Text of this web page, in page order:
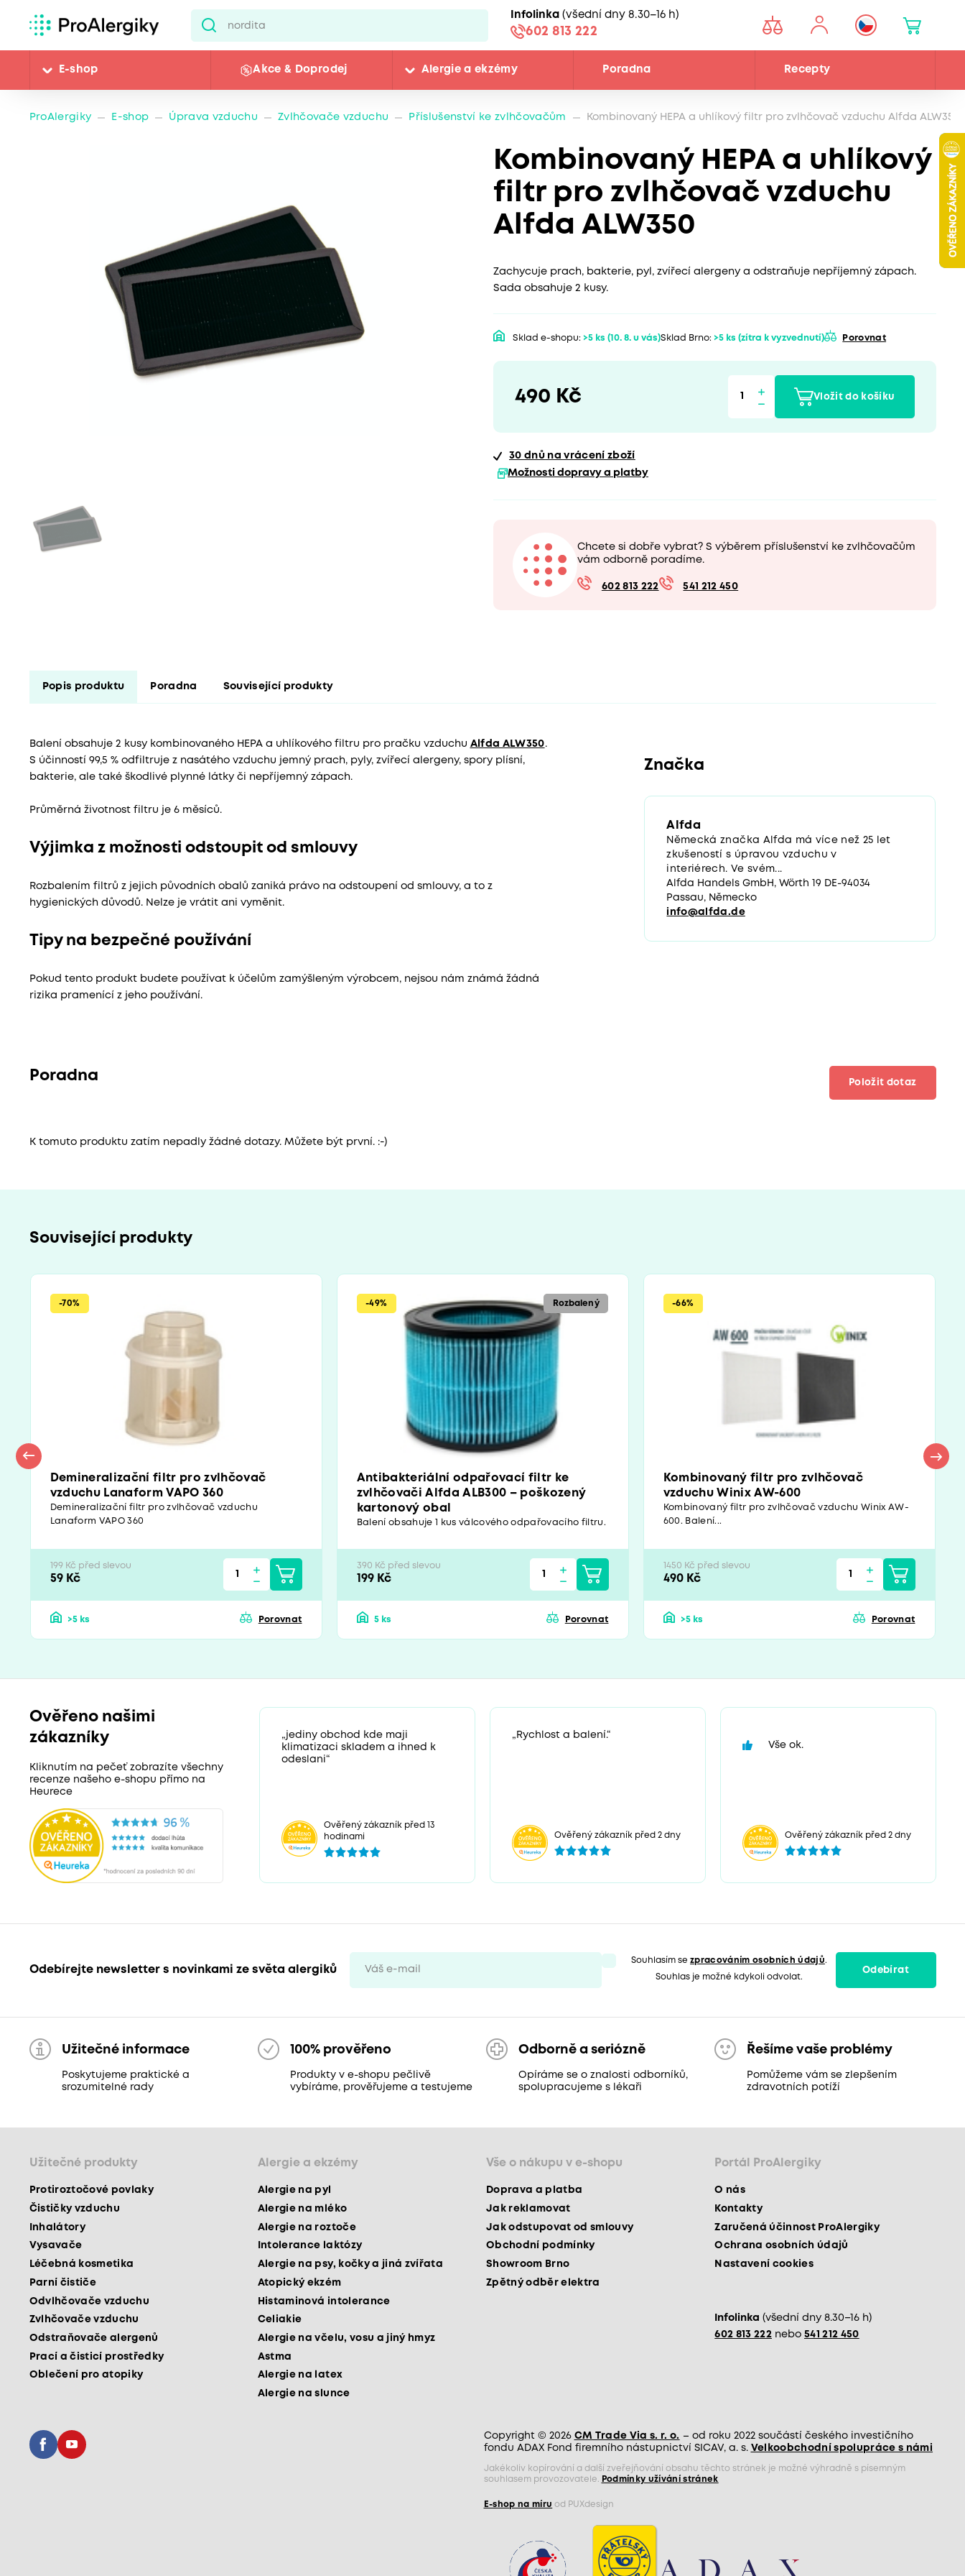
Infolinka (všední dny 8.30–16 h)
602 813 222
E-shop Akce & Doprodej Alergie a ekzémy Poradna Recepty
ProAlergiky E-shop Úprava vzduchu Zvlhčovače vzduchu Příslušenství ke zvlhčovačům Kombinovaný HEPA a uhlíkový filtr pro zvlhčovač vzduchu Alfda ALW350
Kombinovaný HEPA a uhlíkový
filtr pro zvlhčovač vzduchu
Alfda ALW350
Zachycuje prach, bakterie, pyl, zvířecí alergeny a odstraňuje nepříjemný zápach.
Sada obsahuje 2 kusy.
Sklad e-shopu: >5 ks (10. 8. u vás)Sklad Brno: >5 ks (zítra k vyzvednutí) Porovnat
490 Kč Vložit do košíku
30 dnů na vrácení zboží
Možnosti dopravy a platby
Chcete si dobře vybrat? S výběrem příslušenství ke zvlhčovačům
vám odborně poradíme.
602 813 222 541 212 450
Popis produktu Poradna Související produkty
Balení obsahuje 2 kusy kombinovaného HEPA a uhlíkového filtru pro pračku vzduchu Alfda ALW350.
S účinností 99,5 % odfiltruje z nasátého vzduchu jemný prach, pyly, zvířecí alergeny, spory plísní,
bakterie, ale také škodlivé plynné látky či nepříjemný zápach.
Průměrná životnost filtru je 6 měsíců.
Výjimka z možnosti odstoupit od smlouvy
Rozbalením filtrů z jejich původních obalů zaniká právo na odstoupení od smlouvy, a to z
hygienických důvodů. Nelze je vrátit ani vyměnit.
Tipy na bezpečné používání
Pokud tento produkt budete používat k účelům zamýšleným výrobcem, nejsou nám známá žádná
rizika pramenící z jeho používání.
Značka
Alfda
Německá značka Alfda má více než 25 let
zkušeností s úpravou vzduchu v
interiérech. Ve svém...
Alfda Handels GmbH, Wörth 19 DE-94034
Passau, Německo
info@alfda.de
Poradna Položit dotaz
K tomuto produktu zatím nepadly žádné dotazy. Můžete být první. :-)
Související produkty
-70%
Demineralizační filtr pro zvlhčovač
vzduchu Lanaform VAPO 360
Demineralizační filtr pro zvlhčovač vzduchu
Lanaform VAPO 360
199 Kč před slevou
59 Kč
>5 ks Porovnat
Rozbalený
-49%
Antibakteriální odpařovací filtr ke
zvlhčovači Alfda ALB300 – poškozený
kartonový obal
Balení obsahuje 1 kus válcového odpařovacího filtru.
390 Kč před slevou
199 Kč
5 ks Porovnat
-66%
Kombinovaný filtr pro zvlhčovač
vzduchu Winix AW-600
Kombinovaný filtr pro zvlhčovač vzduchu Winix AW-
600. Balení...
1450 Kč před slevou
490 Kč
>5 ks Porovnat
Ověřeno našimi
zákazníky
Kliknutím na pečeť zobrazíte všechny
recenze našeho e-shopu přímo na
Heurece
„jediny obchod kde maji
klimatizaci skladem a ihned k
odeslani“
Ověřený zákazník před 13
hodinami
„Rychlost a balení.“
Ověřený zákazník před 2 dny
Vše ok.
Ověřený zákazník před 2 dny
Odebírejte newsletter s novinkami ze světa alergiků
Souhlasím sezpracováním osobních údajů.
Souhlas je možné kdykoli odvolat.
Odebírat
Užitečné informace
Poskytujeme praktické a
srozumitelné rady
100% prověřeno
Produkty v e-shopu pečlivě
vybíráme, prověřujeme a testujeme
Odborně a seriózně
Opíráme se o znalosti odborníků,
spolupracujeme s lékaři
Řešíme vaše problémy
Pomůžeme vám se zlepšením
zdravotních potíží
Užitečné produkty
Protiroztočové povlaky
Čističky vzduchu
Inhalátory
Vysavače
Léčebná kosmetika
Parní čističe
Odvlhčovače vzduchu
Zvlhčovače vzduchu
Odstraňovače alergenů
Prací a čisticí prostředky
Oblečení pro atopiky
Alergie a ekzémy
Alergie na pyl
Alergie na mléko
Alergie na roztoče
Intolerance laktózy
Alergie na psy, kočky a jiná zvířata
Atopický ekzém
Histaminová intolerance
Celiakie
Alergie na včelu, vosu a jiný hmyz
Astma
Alergie na latex
Alergie na slunce
Vše o nákupu v e-shopu
Doprava a platba
Jak reklamovat
Jak odstupovat od smlouvy
Obchodní podmínky
Showroom Brno
Zpětný odběr elektra
Portál ProAlergiky
O nás
Kontakty
Zaručená účinnost ProAlergiky
Ochrana osobních údajů
Nastavení cookies
Infolinka (všední dny 8.30–16 h)
602 813 222 nebo 541 212 450
Copyright © 2026 CM Trade Via s. r. o. – od roku 2022 součástí českého investičního
fondu ADAX Fond firemního nástupnictví SICAV, a. s. Velkoobchodní spolupráce s námi
Jakékoliv kopírování a další zveřejňování obsahu těchto stránek je možné výhradně s písemným
souhlasem provozovatele.
Podmínky užívání stránek
E-shop na míru od PUXdesign